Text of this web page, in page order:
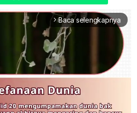
arrow_forward_ios Baca selengkapnya